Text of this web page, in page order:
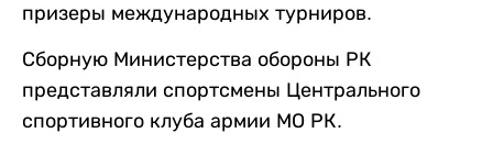
призеры международных турниров.
Сборную Министерства обороны РК
представляли спортсмены Центрального
спортивного клуба армии МО РК.